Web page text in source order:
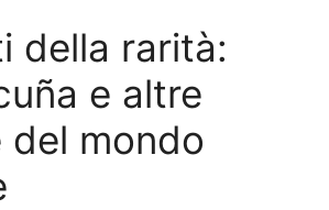
della rarità:
e altre
del mondo